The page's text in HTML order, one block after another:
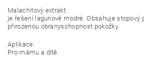
Malachitový extrakt.
je řešení lagunově modré. Obsahuje stopový
přirozenou obranyschopnost pokožky.
Aplikace:
Pro mámu a dítě.